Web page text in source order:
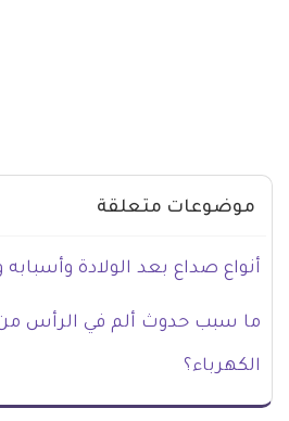
موضوعات متعلقة
أنواع صداع بعد الولادة وأسبابه
ما سبب حدوث ألم في الرأس من
الكهرباء؟